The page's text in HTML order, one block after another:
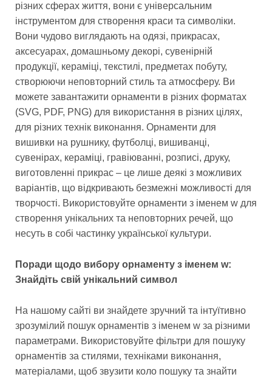
різних сферах життя, вони є універсальним
інструментом для створення краси та символіки.
Вони чудово виглядають на одязі, прикрасах,
аксесуарах, домашньому декорі, сувенірній
продукції, кераміці, текстилі, предметах побуту,
створюючи неповторний стиль та атмосферу. Ви
можете завантажити орнаменти в різних форматах
(SVG, PDF, PNG) для використання в різних цілях,
для різних технік виконання. Орнаменти для
вишивки на рушнику, футболці, вишиванці,
сувенірах, кераміці, гравіюванні, розписі, друку,
виготовленні прикрас – це лише деякі з можливих
варіантів, що відкривають безмежні можливості для
творчості. Використовуйте орнаменти з іменем w для
створення унікальних та неповторних речей, що
несуть в собі частинку української культури.
Поради щодо вибору орнаменту з іменем w:
Знайдіть свій унікальний символ
На нашому сайті ви знайдете зручний та інтуїтивно
зрозумілий пошук орнаментів з іменем w за різними
параметрами. Використовуйте фільтри для пошуку
орнаментів за стилями, техніками виконання,
матеріалами, щоб звузити коло пошуку та знайти